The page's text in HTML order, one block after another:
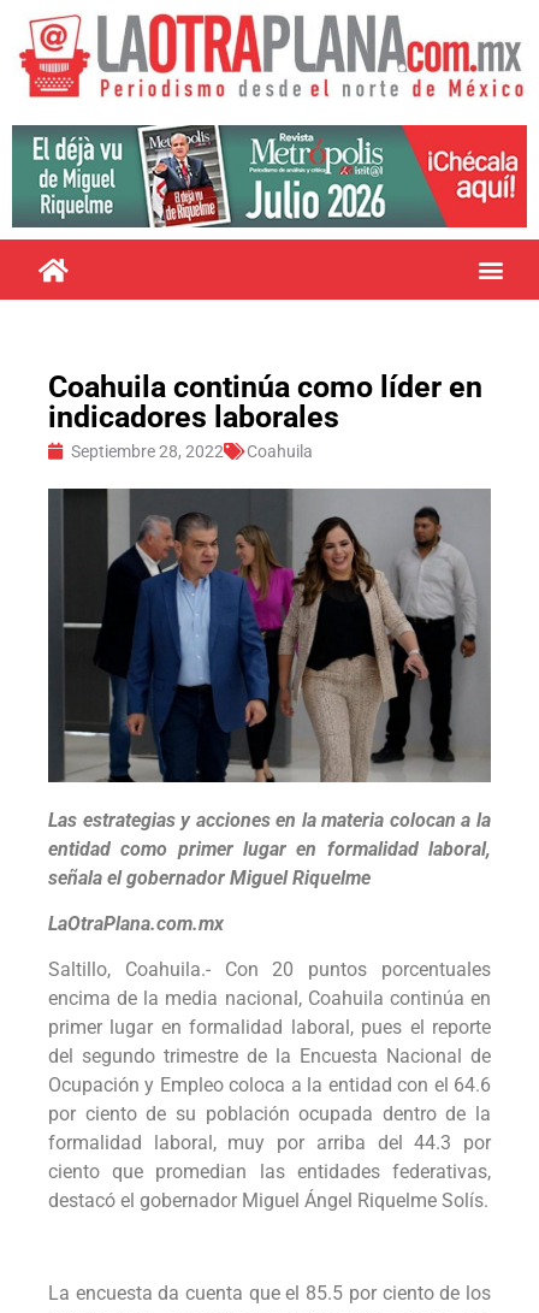
Coahuila continúa como líder en
indicadores laborales
Septiembre 28, 2022 Coahuila
Las estrategias y acciones en la materia colocan a la
entidad como primer lugar en formalidad laboral,
señala el gobernador Miguel Riquelme
LaOtraPlana.com.mx
Saltillo, Coahuila.- Con 20 puntos porcentuales
encima de la media nacional, Coahuila continúa en
primer lugar en formalidad laboral, pues el reporte
del segundo trimestre de la Encuesta Nacional de
Ocupación y Empleo coloca a la entidad con el 64.6
por ciento de su población ocupada dentro de la
formalidad laboral, muy por arriba del 44.3 por
ciento que promedian las entidades federativas,
destacó el gobernador Miguel Ángel Riquelme Solís.
La encuesta da cuenta que el 85.5 por ciento de los